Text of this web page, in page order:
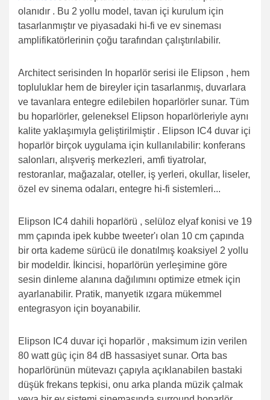
olanıdır . Bu 2 yollu model, tavan içi kurulum için
tasarlanmıştır ve piyasadaki hi-fi ve ev sineması
amplifikatörlerinin çoğu tarafından çalıştırılabilir.
Architectserisinden In hoparlör serisi ile Elipson , hem
topluluklar hem de bireyler için tasarlanmış, duvarlara
ve tavanlara entegre edilebilen hoparlörler sunar. Tüm
bu hoparlörler, geleneksel Elipson hoparlörleriyle aynı
kalite yaklaşımıyla geliştirilmiştir . Elipson IC4 duvar içi
hoparlör birçok uygulama için kullanılabilir: konferans
salonları, alışveriş merkezleri, amfi tiyatrolar,
restoranlar, mağazalar, oteller, iş yerleri, okullar, liseler,
özel ev sinema odaları, entegre hi-fi sistemleri...
Elipson IC4 dahili hoparlörü , selüloz elyaf konisi ve 19
mm çapında ipek kubbe tweeter'ı olan 10 cm çapında
bir orta kademe sürücü ile donatılmış koaksiyel 2 yollu
bir modeldir. İkincisi, hoparlörün yerleşimine göre
sesin dinleme alanına dağılımını optimize etmek için
ayarlanabilir. Pratik, manyetik ızgara mükemmel
entegrasyon için boyanabilir.
Elipson IC4 duvar içi hoparlör , maksimum izin verilen
80 watt güç için 84 dB hassasiyet sunar. Orta bas
hoparlörünün mütevazı çapıyla açıklanabilen bastaki
düşük frekans tepkisi, onu arka planda müzik çalmak